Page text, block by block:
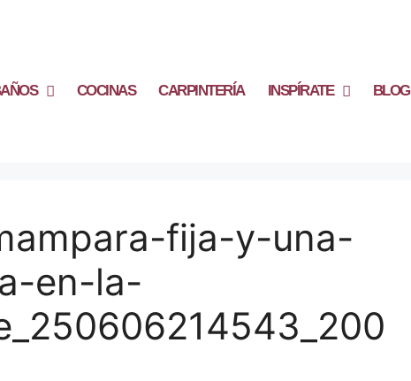
COCINAS CARPINTERÍA INSPÍRATE BLOG
fija-y-una-
en-la-